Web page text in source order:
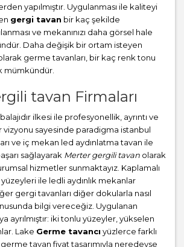
yapılmıştır. Uygulanması ile kaliteyi
gergi tavan bir kaç şekilde
ve mekanınızı daha görsel hale
Daha değişik bir ortam isteyen
germe tavanları, bir kaç renk tonu
mümkündür.
tavan Firmaları
ilkesi ile profesyonellik, ayrıntı ve
sayesinde paradigma istanbul
ve iç mekan led aydınlatma tavan ile
sağlayarak Merter gergili tavan olarak
hizmetler sunmaktayız. Kaplamalı
ile ledli aydınlık mekanlar
gergi tavanları diğer dokularla nasıl
bilgi vereceğiz. Uygulanan
ayrılmıştır: iki tonlu yüzeyler, yükselen
Lake Germe tavancı yüzlerce farklı
germe tavan fiyattasarımıyla neredeyse